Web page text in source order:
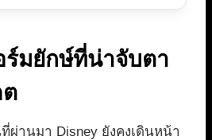
มยักษ์ที่น่าจับตา
ผ่านมา Disney ยังคงเดินหน้า